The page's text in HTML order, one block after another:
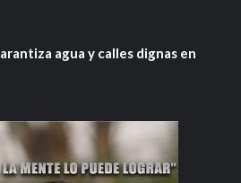
agua y calles dignas en